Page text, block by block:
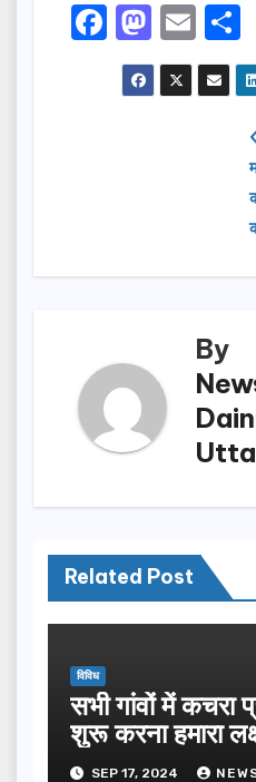
F
a
c
k
M
a
st
E
m
ail
By
Related Post
विविध
सभी गांवों में कचरा
शुरू करना हमारा
SEP 17, 2024